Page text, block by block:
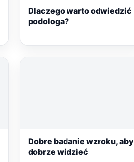
Dlaczego warto odwiedzić
podologa?
Dobre badanie wzroku, aby
dobrze widzieć